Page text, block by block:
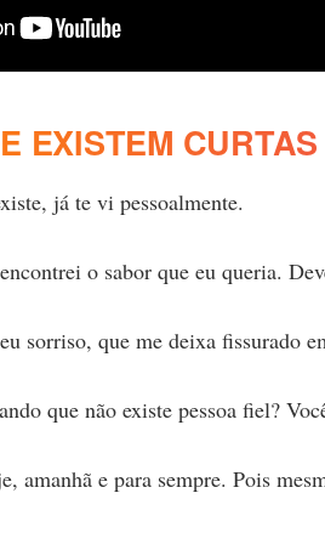
EXISTEM
já te vi pessoalmente.
o sabor que eu queria.
sorriso, que me deixa fissurado
que não existe pessoa fiel?
amanhã e para sempre. Pois